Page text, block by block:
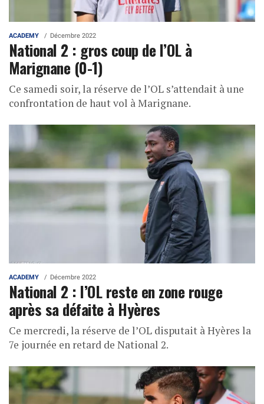
ACADEMY Décembre 2022
National 2 : gros coup de l’OL à
Marignane (0-1)
Ce samedi soir, la réserve de l’OL s’attendait à une
confrontation de haut vol à Marignane.
ACADEMY Décembre 2022
National 2 : l’OL reste en zone rouge
après sa défaite à Hyères
Ce mercredi, la réserve de l’OL disputait à Hyères la
7e journée en retard de National 2.